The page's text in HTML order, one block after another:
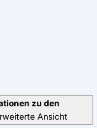
zu den
Ansicht